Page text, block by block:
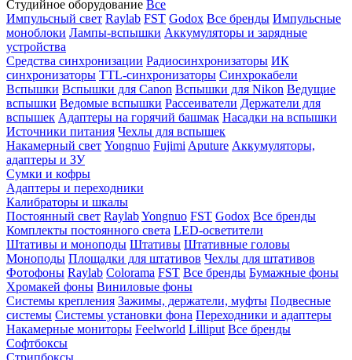
Студийное оборудование Все
Импульсный свет Raylab FST Godox Все бренды Импульсные
моноблоки Лампы-вспышки Аккумуляторы и зарядные
устройства
Средства синхронизации Радиосинхронизаторы ИК
синхронизаторы TTL-синхронизаторы Синхрокабели
Вспышки Вспышки для Canon Вспышки для Nikon Ведущие
вспышки Ведомые вспышки Рассеиватели Держатели для
вспышек Адаптеры на горячий башмак Насадки на вспышки
Источники питания Чехлы для вспышек
Накамерный свет Yongnuo Fujimi Aputure Аккумуляторы,
адаптеры и ЗУ
Сумки и кофры
Адаптеры и переходники
Калибраторы и шкалы
Постоянный свет RaylabYongnuo FST Godox Все бренды
Комплекты постоянного света LED-осветители
Штативы и моноподы Штативы Штативные головы
Моноподы Площадки для штативов Чехлы для штативов
Фотофоны Raylab Colorama FST Все бренды Бумажные фоны
Хромакей фоны Виниловые фоны
Системы крепления Зажимы, держатели, муфты Подвесные
системы Системы установки фона Переходники и адаптеры
Накамерные мониторы Feelworld Lilliput Все бренды
Софтбоксы
Стрипбоксы